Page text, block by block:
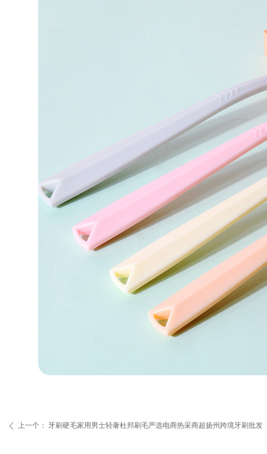
ꄴ 上一个： 牙刷硬毛家用男士轻奢杜邦刷毛严选电商热采商超扬州跨境牙刷批发